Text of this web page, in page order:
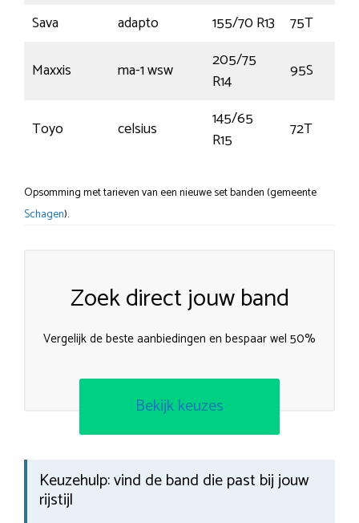
Sava
adapto 155/70 R13
75T
Maxxis
ma-1 wsw
205/75
R14
95S
Toyo celsius
145/65
R15
72T
Opsomming met tarieven van een nieuwe set banden (gemeente
Schagen).
Zoek direct jouw band
Vergelijk de beste aanbiedingen en bespaar wel 50%
Bekijk keuzes
Keuzehulp: vind de band die past bij jouw
rijstijl